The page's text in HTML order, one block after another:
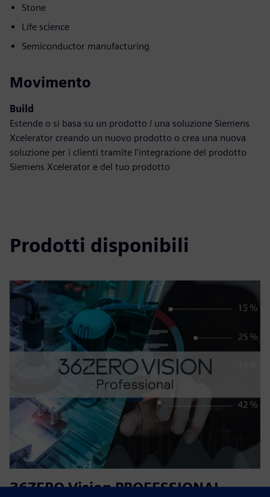
Stone
Life science
Semiconductor manufacturing
Movimento
Build
Estende o si basa su un prodotto / una soluzione Siemens
Xcelerator creando un nuovo prodotto o crea una nuova
soluzione per i clienti tramite l'integrazione del prodotto
Siemens Xcelerator e del tuo prodotto
Prodotti disponibili
36ZERO Vision PROFESSIONAL